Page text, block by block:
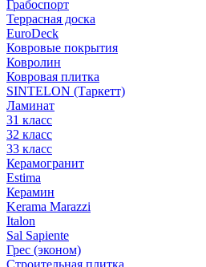
Грабоспорт
Террасная доска
EuroDeck
Ковровые покрытия
Ковролин
Ковровая плитка
SINTELON (Таркетт)
Ламинат
31 класс
32 класс
33 класс
Керамогранит
Estima
Керамин
Kerama Marazzi
Italon
Sal Sapiente
Грес (эконом)
Строительная плитка